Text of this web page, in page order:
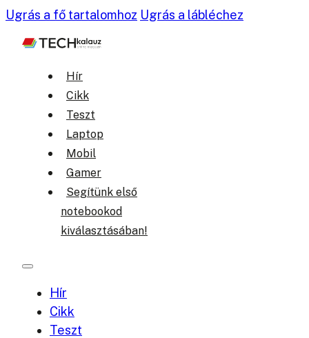
Ugrás a fő tartalomhoz Ugrás a lábléchez
Hír
Cikk
Teszt
Laptop
Mobil
Gamer
Segítünk első
notebookod
kiválasztásában!
Hír
Cikk
Teszt